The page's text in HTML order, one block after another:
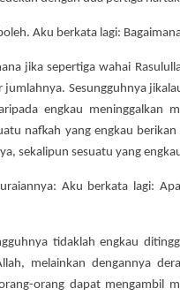
Aku berkata lagi:
jika sepertiga wahai
jumlahnya. Sesungguhnya
engkau meninggalkan
nafkah yang engkau
sekalipun sesuatu yang
Aku berkata lagi:
tidaklah engkau
melainkan dengannya
orang dapat mengambil